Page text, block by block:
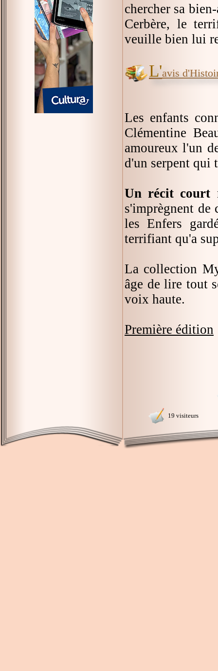
chercher sa
Cerbère, le
veuille bien lui
L'avis
Les enfants
Clémentine
amoureux l'un
d'un serpent qui
Un récit court
s'imprègnent de
les Enfers
terrifiant qu'a
La collection
âge de lire tout
voix haute.
Première édition
19 visiteurs